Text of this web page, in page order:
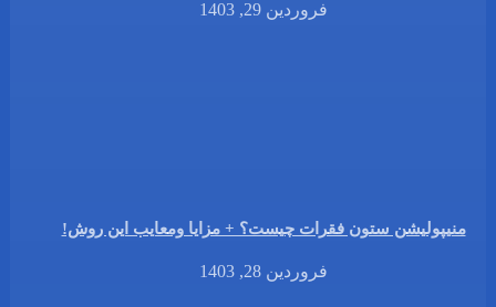
فروردین 29, 1403
منیپولیشن ستون فقرات چیست؟ + مزایا ومعایب این روش!
فروردین 28, 1403